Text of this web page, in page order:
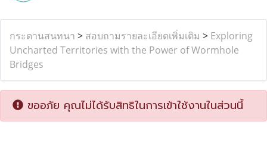
กระดานสนทนา > สอบถามรายละเอียดเพิ่มเติม > Exploring
Uncharted Territories with the Power of Wormhole
Bridges
ขออภัย คุณไม่ได้รับสิทธิในการเข้าใช้งานในส่วนนี้